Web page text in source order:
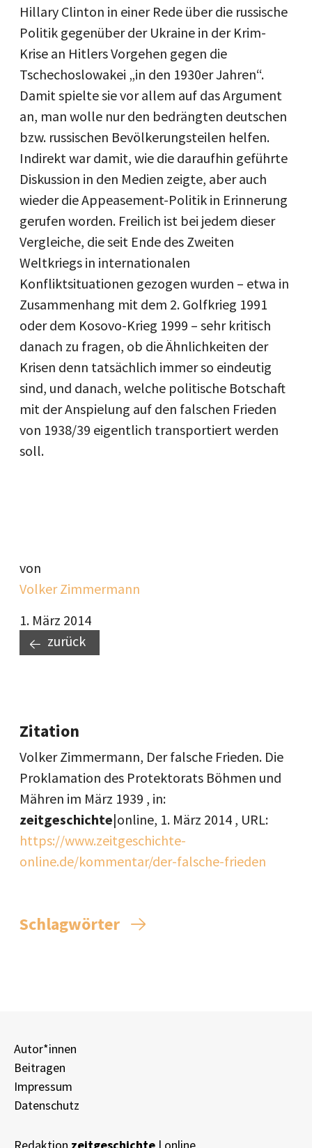
Hillary Clinton in einer Rede über die russische
Politik gegenüber der Ukraine in der Krim-
Krise an Hitlers Vorgehen gegen die
Tschechoslowakei „in den 1930er Jahren“.
Damit spielte sie vor allem auf das Argument
an, man wolle nur den bedrängten deutschen
bzw. russischen Bevölkerungsteilen helfen.
Indirekt war damit, wie die daraufhin geführte
Diskussion in den Medien zeigte, aber auch
wieder die Appeasement-Politik in Erinnerung
gerufen worden. Freilich ist bei jedem dieser
Vergleiche, die seit Ende des Zweiten
Weltkriegs in internationalen
Konfliktsituationen gezogen wurden – etwa in
Zusammenhang mit dem 2. Golfkrieg 1991
oder dem Kosovo-Krieg 1999 – sehr kritisch
danach zu fragen, ob die Ähnlichkeiten der
Krisen denn tatsächlich immer so eindeutig
sind, und danach, welche politische Botschaft
mit der Anspielung auf den falschen Frieden
von 1938/39 eigentlich transportiert werden
soll.
von
Volker Zimmermann
1. März 2014
zurück
Zitation
Volker Zimmermann, Der falsche Frieden. Die
Proklamation des Protektorats Böhmen und
Mähren im März 1939 , in:
zeitgeschichte|online, 1. März 2014 , URL:
https://www.zeitgeschichte-
online.de/kommentar/der-falsche-frieden
Schlagwörter
Autor*innen
Beitragen
Impressum
Datenschutz